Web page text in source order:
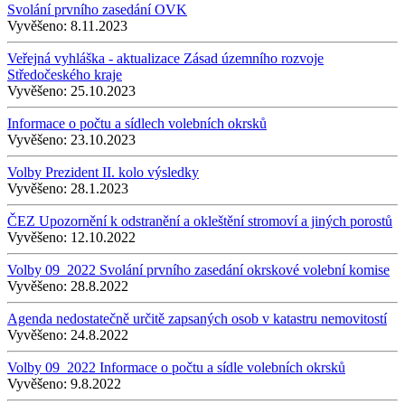
Svolání prvního zasedání OVK
Vyvěšeno: 8.11.2023
Veřejná vyhláška - aktualizace Zásad územního rozvoje
Středočeského kraje
Vyvěšeno: 25.10.2023
Informace o počtu a sídlech volebních okrsků
Vyvěšeno: 23.10.2023
Volby Prezident II. kolo výsledky
Vyvěšeno: 28.1.2023
ČEZ Upozornění k odstranění a okleštění stromoví a jiných porostů
Vyvěšeno: 12.10.2022
Volby 09_2022 Svolání prvního zasedání okrskové volební komise
Vyvěšeno: 28.8.2022
Agenda nedostatečně určitě zapsaných osob v katastru nemovitostí
Vyvěšeno: 24.8.2022
Volby 09_2022 Informace o počtu a sídle volebních okrsků
Vyvěšeno: 9.8.2022